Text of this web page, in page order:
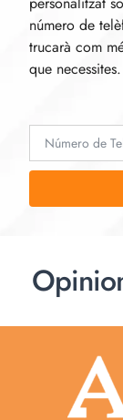
número de
trucarà com
que necessites.